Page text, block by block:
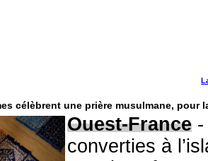
célèbrent une prière musulmane, pour
Ouest-France
converties à